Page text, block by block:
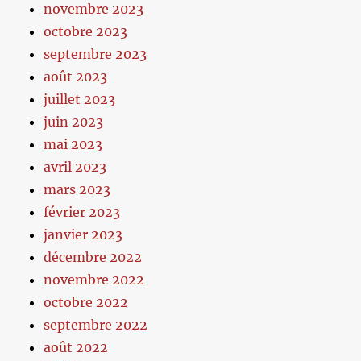
novembre 2023
octobre 2023
septembre 2023
août 2023
juillet 2023
juin 2023
mai 2023
avril 2023
mars 2023
février 2023
janvier 2023
décembre 2022
novembre 2022
octobre 2022
septembre 2022
août 2022